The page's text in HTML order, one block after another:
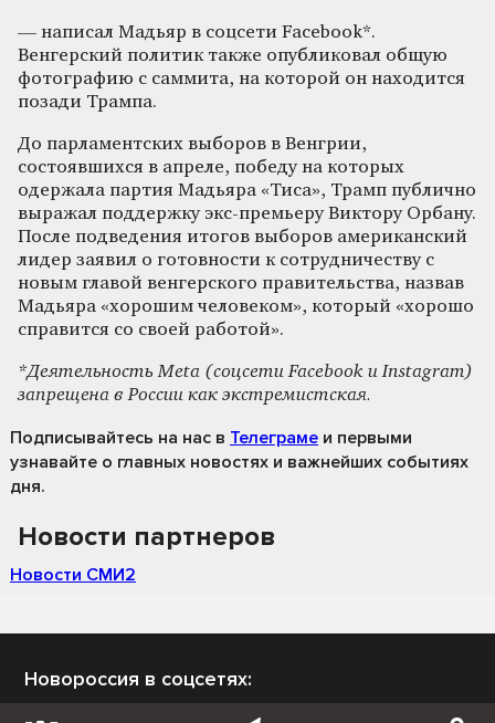
— написал Мадьяр в соцсети Facebook*.
Венгерский политик также опубликовал общую
фотографию с саммита, на которой он находится
позади Трампа.
До парламентских выборов в Венгрии,
состоявшихся в апреле, победу на которых
одержала партия Мадьяра «Тиса», Трамп публично
выражал поддержку экс-премьеру Виктору Орбану.
После подведения итогов выборов американский
лидер заявил о готовности к сотрудничеству с
новым главой венгерского правительства, назвав
Мадьяра «хорошим человеком», который «хорошо
справится со своей работой».
*Деятельность Meta (соцсети Facebook и Instagram)
запрещена в России как экстремистская.
Подписывайтесь на нас в Телеграме и первыми
узнавайте о главных новостях и важнейших событиях
дня.
Новости партнеров
Новости СМИ2
Новороссия в соцсетях: